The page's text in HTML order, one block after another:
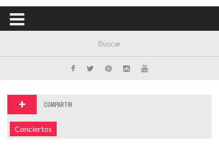
CONCIERTOS
FESTIVALES
COMPARTIR
Conciertos